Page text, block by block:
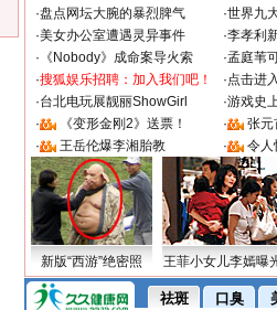
·盘点网坛大腕的暴烈脾气 ·世界九
·美女办公室遭遇灵异事件 ·李孝利
· 《Nobody》成命案导火索 ·孟庭苇
·搜狐娱乐招聘：加入我们吧！ ·点击进
·台北电玩展靓丽ShowGirl ·游戏史
·
《变形金刚2》送票！ ·
张元
·
王岳伦爆李湘胎教 · 令人
新版“西游”绝密照 王菲小女儿李嫣曝